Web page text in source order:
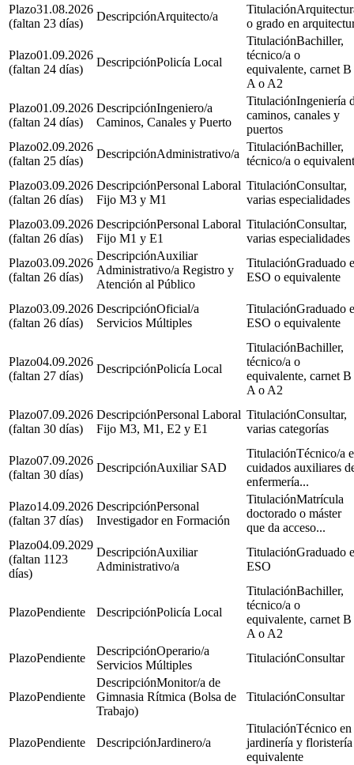
31.08.2026
(faltan 23 días)
Arquitecto/a
o grado en
01.09.2026
(faltan 24 días)
Policía Local
Bachiller,
técnico/a o
equivalente, carnet
A o A2
01.09.2026
(faltan 24 días)
Ingeniero/a
Caminos, Canales y Puerto
Ingeniería
caminos, canales y
puertos
02.09.2026
(faltan 25 días)
Administrativo/a
Bachiller,
técnico/a o
03.09.2026
(faltan 26 días)
Personal Laboral
Fijo M3 y M1
Consultar,
varias especialidades
03.09.2026
(faltan 26 días)
Personal Laboral
Fijo M1 y E1
Consultar,
varias especialidades
03.09.2026
(faltan 26 días)
Auxiliar
Administrativo/a Registro y
Atención al Público
Graduado
ESO o equivalente
03.09.2026
(faltan 26 días)
Oficial/a
Servicios Múltiples
Graduado
ESO o equivalente
04.09.2026
(faltan 27 días)
Policía Local
Bachiller,
técnico/a o
equivalente, carnet
A o A2
07.09.2026
(faltan 30 días)
Personal Laboral
Fijo M3, M1, E2 y E1
Consultar,
varias categorías
07.09.2026
(faltan 30 días)
Auxiliar SAD
Técnico/a
cuidados auxiliares
enfermería...
14.09.2026
(faltan 37 días)
Personal
Investigador en Formación
Matrícula
doctorado o máster
que da acceso...
04.09.2029
(faltan 1123
días)
Auxiliar
Administrativo/a
Graduado
ESO
Pendiente Policía Local
Bachiller,
técnico/a o
equivalente, carnet
A o A2
Pendiente
Operario/a
Servicios Múltiples
Consultar
Pendiente
Monitor/a de
Gimnasia Rítmica (Bolsa de
Trabajo)
Consultar
Pendiente Jardinero/a
Técnico en
jardinería y
equivalente